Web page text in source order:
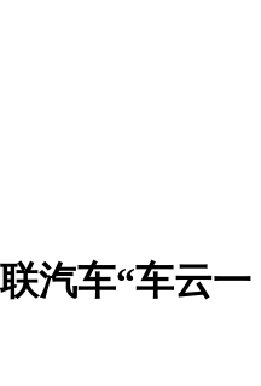
汽车“车云一